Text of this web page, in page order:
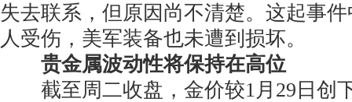
失去联系，但原因尚不清楚。这起事
人受伤，美军装备也未遭到损坏。
贵金属波动性将保持在高位
截至周二收盘，金价较1月29日创